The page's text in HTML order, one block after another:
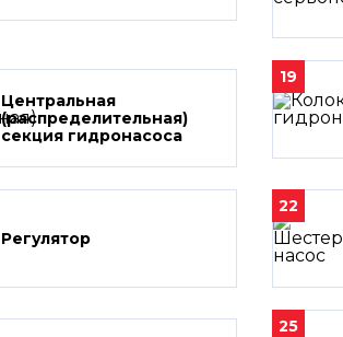
Центральная
(распределительная)
секция гидронасоса
19
Регулятор
22
25